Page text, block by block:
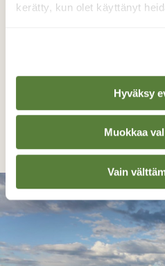
kerätty, kun olet käyttänyt
Hyväksy
Muokkaa
Vain
Kari Saarinen,